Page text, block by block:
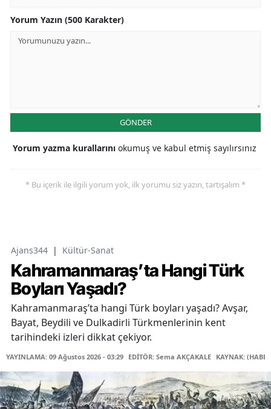
Yorum Yazın (500 Karakter)
GÖNDER
Yorum yazma kurallarını okumuş ve kabul etmiş sayılırsınız
* Bu içerik ile ilgili yorum yok, ilk yorumu siz yazın, tartışalım *
Ajans344 | Kültür-Sanat
Kahramanmaraş’ta Hangi Türk
Boyları Yaşadı?
Kahramanmaraş’ta hangi Türk boyları yaşadı? Avşar,
Bayat, Beydili ve Dulkadirli Türkmenlerinin kent
tarihindeki izleri dikkat çekiyor.
YAYINLAMA: 09 Ağustos 2026 - 03:29 EDİTÖR: Sema AKÇAKALE KAYNAK: